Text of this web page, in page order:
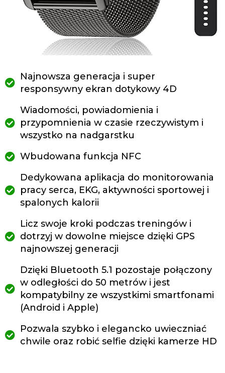
Najnowsza generacja i super
responsywny ekran dotykowy 4D
Wiadomości, powiadomienia i
przypomnienia w czasie rzeczywistym i
wszystko na nadgarstku
Wbudowana funkcja NFC
Dedykowana aplikacja do monitorowania
pracy serca, EKG, aktywności sportowej i
spalonych kalorii
Licz swoje kroki podczas treningów i
dotrzyj w dowolne miejsce dzięki GPS
najnowszej generacji
Dzięki Bluetooth 5.1 pozostaje połączony
w odległości do 50 metrów i jest
kompatybilny ze wszystkimi smartfonami
(Android i Apple)
Pozwala szybko i elegancko uwieczniać
chwile oraz robić selfie dzięki kamerze HD